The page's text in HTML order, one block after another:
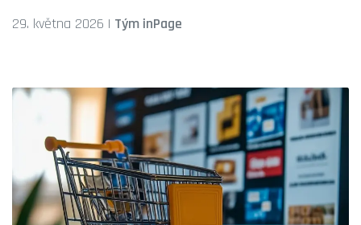
29. května 2026 | Tým inPage